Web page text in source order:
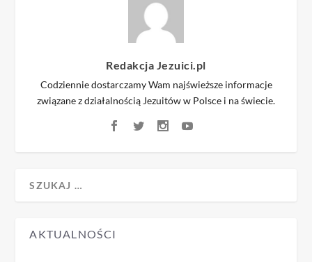
Redakcja Jezuici.pl
Codziennie dostarczamy Wam najświeższe informacje
związane z działalnością Jezuitów w Polsce i na świecie.
AKTUALNOŚCI